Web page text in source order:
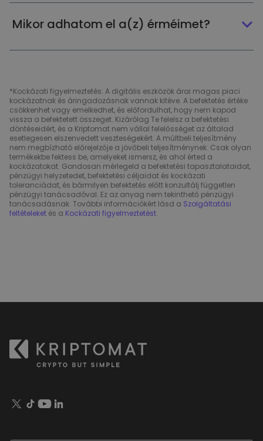
Mikor adhatom el a(z) érméimet?
*Kockázati figyelmeztetés: A digitális eszközök árai magas piaci
kockázatnak és áringadozásnak vannak kitéve. A befektetés értéke
csökkenhet vagy emelkedhet, és előfordulhat, hogy nem kapod
vissza a befektetett összeget. Kizárólag Te felelsz a befektetési
döntéseidért, és a Kriptomat nem vállal felelősséget az általad
esetlegesen elszenvedett veszteségekért. A múltbeli teljesítmény
nem megbízható előrejelzője a jövőbeli teljesítménynek. Csak olyan
termékekbe fektess be, amelyeket ismersz, és ahol érted a
kockázatokat. Gondosan mérlegeld a befektetési tapasztalataidat,
pénzügyi helyzetedet, befektetési céljaidat és kockázati
toleranciádat, és bármilyen befektetés előtt konzultálj független
pénzügyi tanácsadóval. Ez az anyag nem tekinthető pénzügyi
tanácsadásnak. További információkért lásd a Szolgáltatási
feltételeket és a Kockázati figyelmeztetést.